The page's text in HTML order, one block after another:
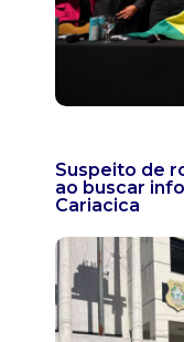
Suspeito de
ao buscar
Cariacica